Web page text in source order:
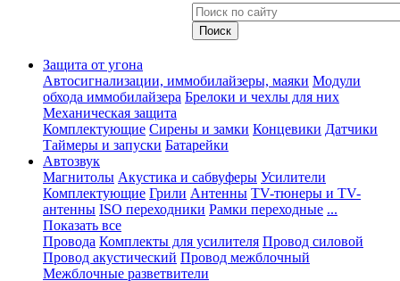
Защита от угона
Автосигнализации, иммобилайзеры, маяки Модули
обхода иммобилайзера Брелоки и чехлы для них
Механическая защита
Комплектующие Сирены и замки Концевики Датчики
Таймеры и запуски Батарейки
Автозвук
Магнитолы Акустика и сабвуферы Усилители
Комплектующие Грили Антенны TV-тюнеры и TV-
антенны ISO переходники Рамки переходные ...
Показать все
Провода Комплекты для усилителя Провод силовой
Провод акустический Провод межблочный
Межблочные разветвители